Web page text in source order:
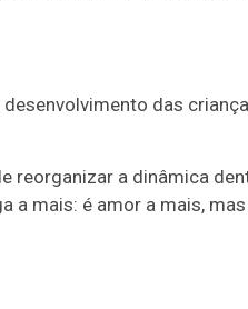
das
reorganizar a dinâmica
a mais: é amor a mais, mas